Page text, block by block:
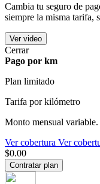
Cambia tu seguro de
siempre la misma tarifa,
Ver video
Cerrar
Pago por km
Plan limitado
Tarifa por kilómetro
Monto mensual variable.
Ver cobertura Ver
$0.00
Contratar plan